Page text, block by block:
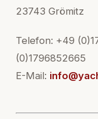
23743 Grömitz
Telefon: +49
(0)1796852665
E-Mail: